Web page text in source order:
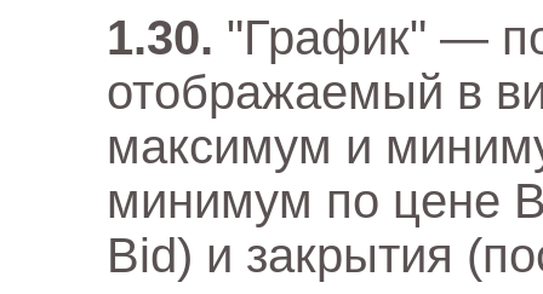
"График" —
отображаемый в
максимум и
минимум по цене
Bid) и закрытия